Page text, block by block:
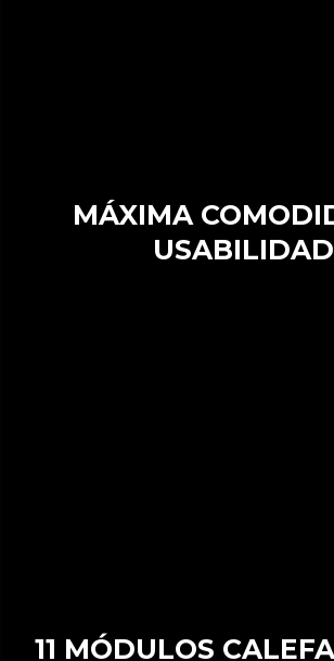
MÁXIMA COMODIDAD Y
USABILIDAD
11 MÓDULOS CALEFACTORES